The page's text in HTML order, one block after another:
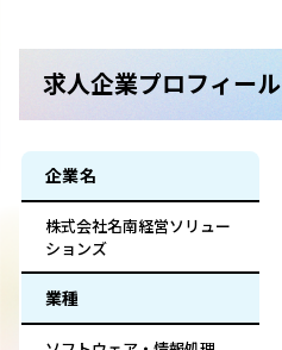
求人企業プロフィール
企業名
株式会社名南経営ソリュー
ションズ
業種